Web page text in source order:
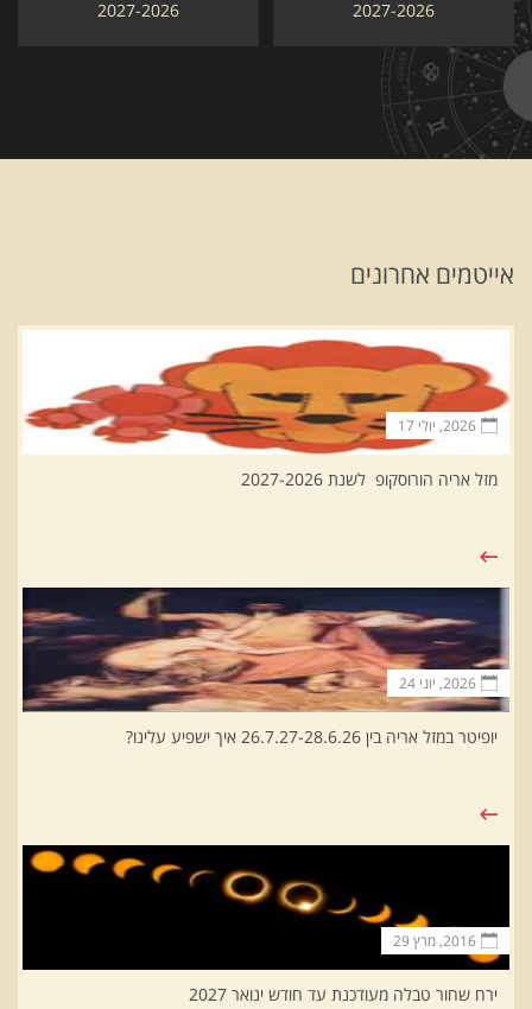
2027-2026
2027-2026
אייטמים אחרונים
2026, יולי 17
מזל אריה הורוסקופ לשנת 2027-2026
2026, יוני 24
יופיטר במזל אריה בין 26.7.27-28.6.26 איך ישפיע עלינו?
2016, מרץ 29
ירח שחור טבלה מעודכנת עד חודש ינואר 2027